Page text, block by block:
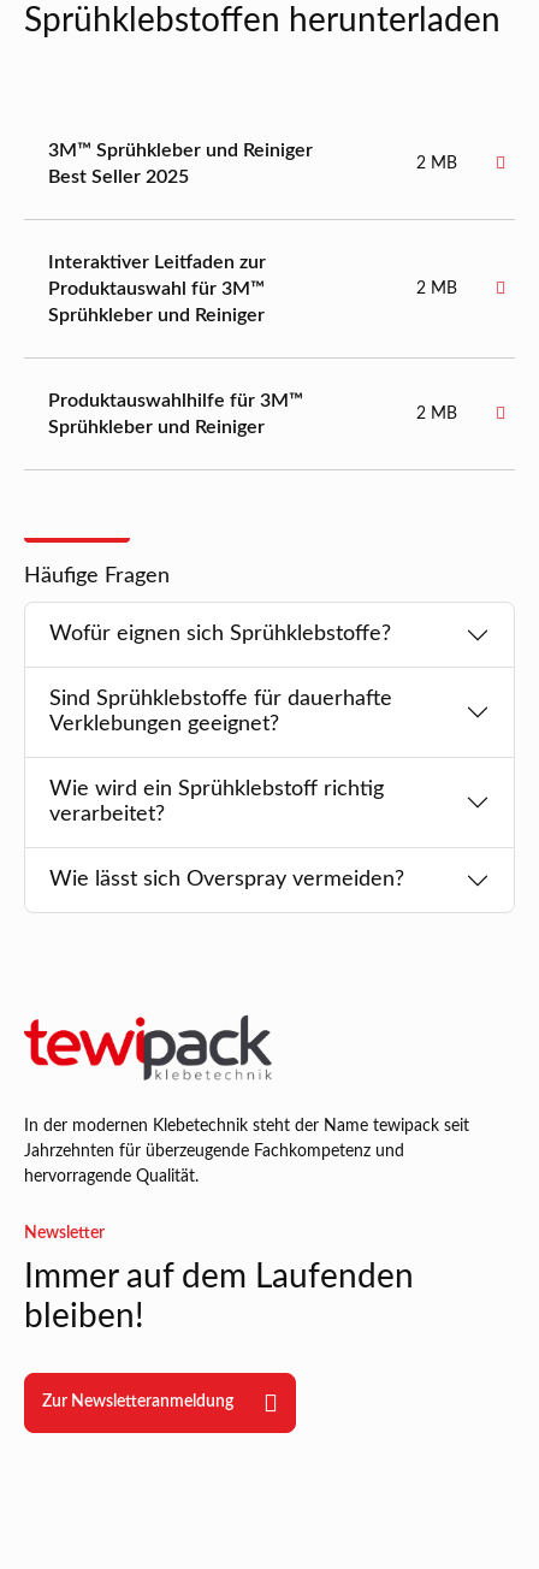
Sprühklebstoffen herunterladen
3M™ Sprühkleber und Reiniger
Best Seller 2025
2 MB
Interaktiver Leitfaden zur
Produktauswahl für 3M™
Sprühkleber und Reiniger
2 MB
Produktauswahlhilfe für 3M™
Sprühkleber und Reiniger
2 MB
Häufige Fragen
Wofür eignen sich Sprühklebstoffe?
Sind Sprühklebstoffe für dauerhafte
Verklebungen geeignet?
Wie wird ein Sprühklebstoff richtig
verarbeitet?
Wie lässt sich Overspray vermeiden?
In der modernen Klebetechnik steht der Name tewipack seit
Jahrzehnten für überzeugende Fachkompetenz und
hervorragende Qualität.
Newsletter
Immer auf dem Laufenden
bleiben!
Zur Newsletteranmeldung